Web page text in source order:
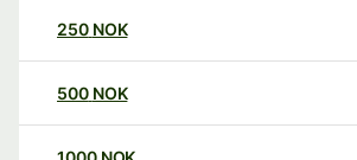
250 NOK
500 NOK